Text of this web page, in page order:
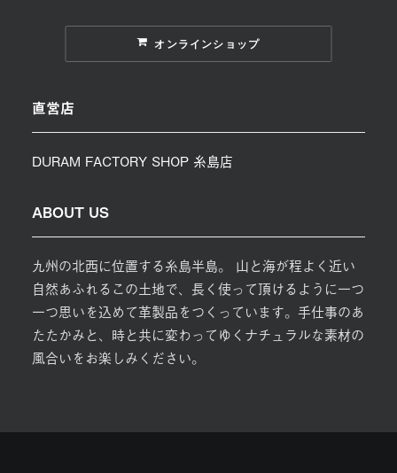
オンラインショップ
直営店
DURAM FACTORY SHOP 糸島店
ABOUT US
九州の北西に位置する糸島半島。 山と海が程よく近い
自然あふれるこの土地で、長く使って頂けるように一つ
一つ思いを込めて革製品をつくっています。手仕事のあ
たたかみと、時と共に変わってゆくナチュラルな素材の
風合いをお楽しみください。